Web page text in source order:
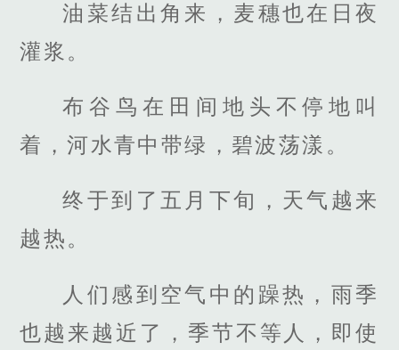
油菜结出角来，麦穗也在日夜
灌浆。
布谷鸟在田间地头不停地叫
着，河水青中带绿，碧波荡漾。
终于到了五月下旬，天气越来
越热。
人们感到空气中的躁热，雨季
也越来越近了，季节不等人，即使